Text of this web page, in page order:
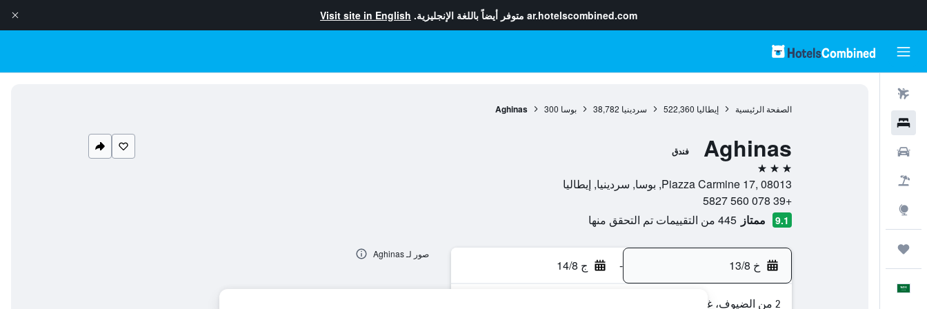
ar.hotelscombined.com متوفر أيضاً باللغة الإنجليزية. Visit site in English
الصفحة الرئيسية إيطاليا 522,360 سردينيا 38,782 بوسا 300
Aghinas
Aghinas فندق
3 نجوم
Piazza Carmine 17, 08013, بوسا, سردينيا, إيطاليا
+39 078 560 5827
9.1 ممتاز 445 من التقييمات تم التحقق منها
خ 13/8 - ج 14/8
2 من الضيوف، غرفة واحدة
صور لـ Aghinas